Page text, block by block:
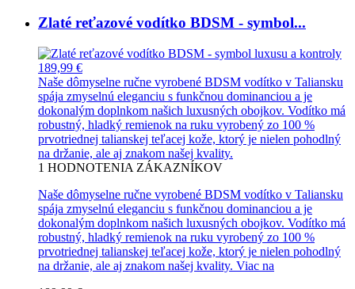
Zlaté reťazové vodítko BDSM - symbol...
189,99 €
Naše dômyselne ručne vyrobené BDSM vodítko v Taliansku
spája zmyselnú eleganciu s funkčnou dominanciou a je
dokonalým doplnkom našich luxusných obojkov. Vodítko má
robustný, hladký remienok na ruku vyrobený zo 100 %
prvotriednej talianskej teľacej kože, ktorý je nielen pohodlný
na držanie, ale aj znakom našej kvality.
1 HODNOTENIA ZÁKAZNÍKOV
Naše dômyselne ručne vyrobené BDSM vodítko v Taliansku
spája zmyselnú eleganciu s funkčnou dominanciou a je
dokonalým doplnkom našich luxusných obojkov. Vodítko má
robustný, hladký remienok na ruku vyrobený zo 100 %
prvotriednej talianskej teľacej kože, ktorý je nielen pohodlný
na držanie, ale aj znakom našej kvality. Viac na